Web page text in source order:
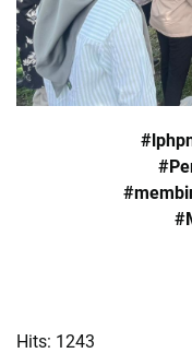
Hits: 1243